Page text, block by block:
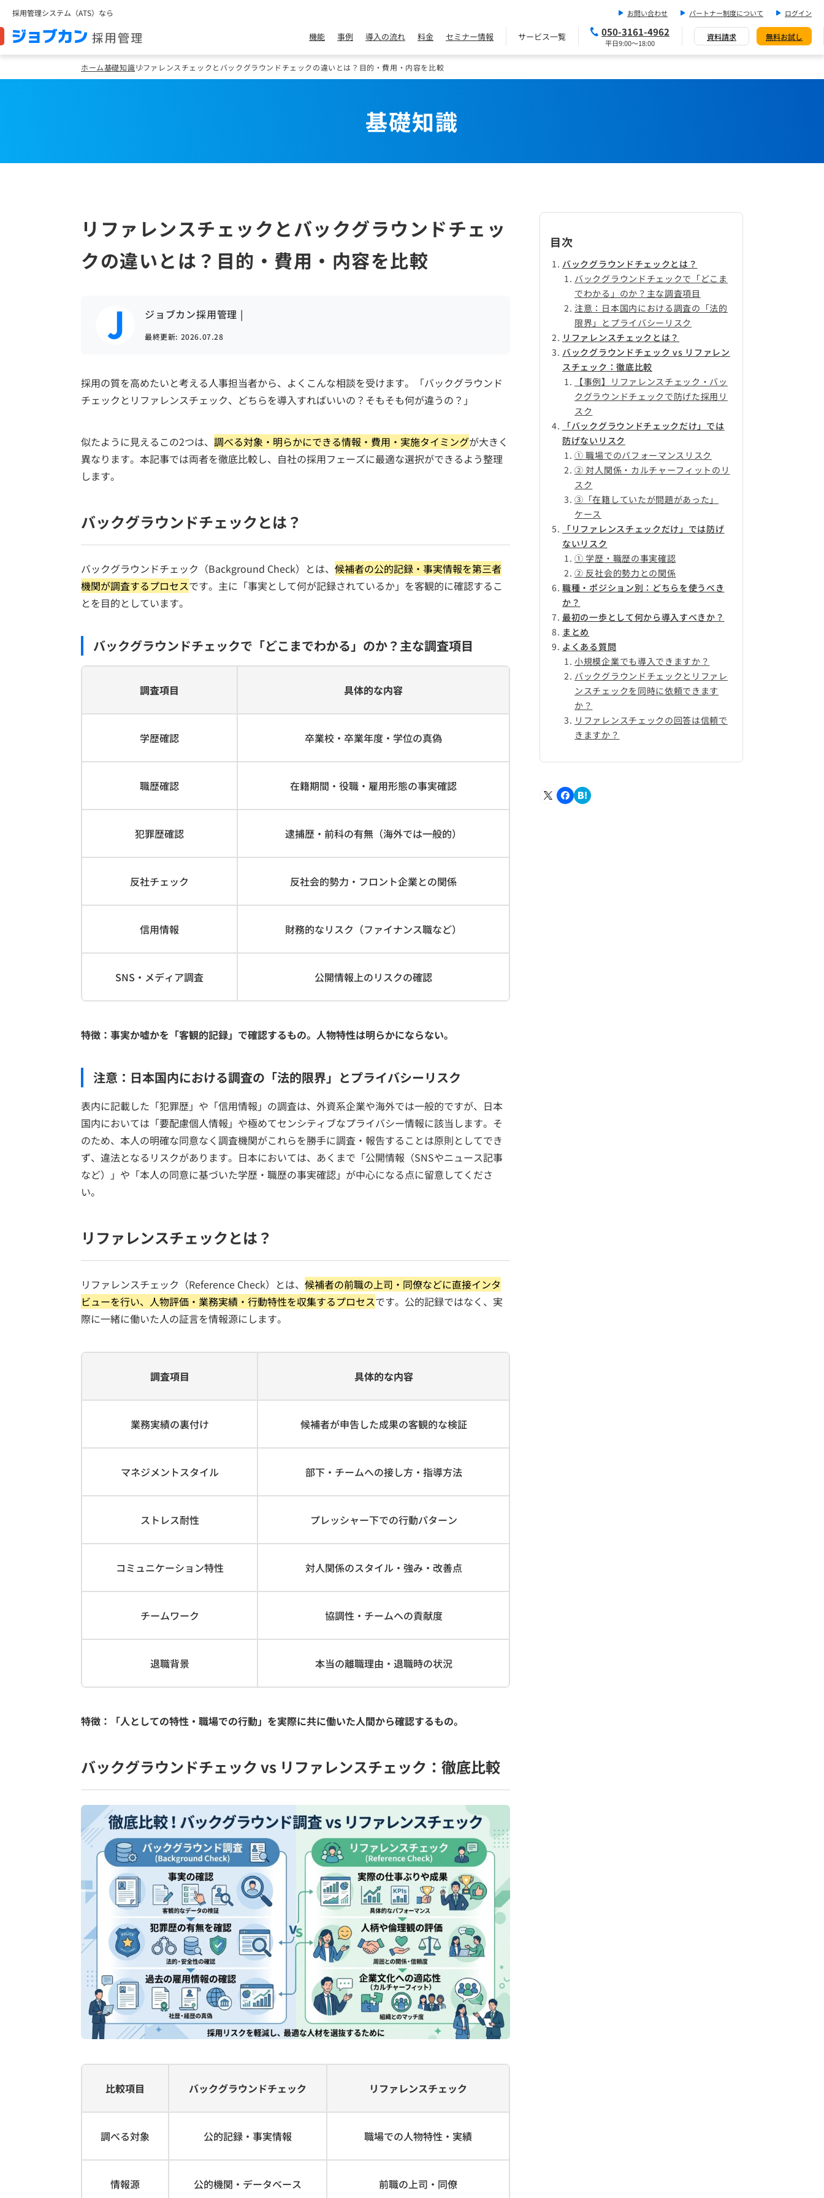
採用管理システム（ATS）なら お問い合わせ パートナー制度について ログイン
機能 事例 導入の流れ 料金 セミナー情報 サービス一覧 050-3161-4962
平日9:00～18:00
資料請求 無料お試し
ホーム基礎知識リファレンスチェックとバックグラウンドチェックの違いとは？目的・費用・内容を比較
基礎知識
リファレンスチェックとバックグラウンドチェッ
クの違いとは？目的・費用・内容を比較
ジョブカン採用管理 |
最終更新: 2026.07.28
採用の質を高めたいと考える人事担当者から、よくこんな相談を受けます。「バックグラウンド
チェックとリファレンスチェック、どちらを導入すればいいの？そもそも何が違うの？」
似たように見えるこの2つは、 調べる対象・明らかにできる情報・費用・実施タイミングが大きく
異なります。本記事では両者を徹底比較し、自社の採用フェーズに最適な選択ができるよう整理
します。
バックグラウンドチェックとは？
バックグラウンドチェック（Background Check）とは、 候補者の公的記録・事実情報を第三者
機関が調査するプロセスです。主に「事実として何が記録されているか」を客観的に確認するこ
とを目的としています。
バックグラウンドチェックで「どこまでわかる」のか？主な調査項目
調査項目 具体的な内容
学歴確認 卒業校・卒業年度・学位の真偽
職歴確認 在籍期間・役職・雇用形態の事実確認
犯罪歴確認 逮捕歴・前科の有無（海外では一般的）
反社チェック 反社会的勢力・フロント企業との関係
信用情報 財務的なリスク（ファイナンス職など）
SNS・メディア調査 公開情報上のリスクの確認
特徴：事実か嘘かを「客観的記録」で確認するもの。人物特性は明らかにならない。
注意：日本国内における調査の「法的限界」とプライバシーリスク
表内に記載した「犯罪歴」や「信用情報」の調査は、外資系企業や海外では一般的ですが、日本
国内においては「要配慮個人情報」や極めてセンシティブなプライバシー情報に該当します。そ
のため、本人の明確な同意なく調査機関がこれらを勝手に調査・報告することは原則としてでき
ず、違法となるリスクがあります。日本においては、あくまで「公開情報（SNSやニュース記事
など）」や「本人の同意に基づいた学歴・職歴の事実確認」が中心になる点に留意してくださ
い。
リファレンスチェックとは？
リファレンスチェック（Reference Check）とは、 候補者の前職の上司・同僚などに直接インタ
ビューを行い、人物評価・業務実績・行動特性を収集するプロセスです。公的記録ではなく、実
際に一緒に働いた人の証言を情報源にします。
調査項目 具体的な内容
業務実績の裏付け 候補者が申告した成果の客観的な検証
マネジメントスタイル 部下・チームへの接し方・指導方法
ストレス耐性 プレッシャー下での行動パターン
コミュニケーション特性 対人関係のスタイル・強み・改善点
チームワーク 協調性・チームへの貢献度
退職背景 本当の離職理由・退職時の状況
特徴：「人としての特性・職場での行動」を実際に共に働いた人間から確認するもの。
バックグラウンドチェック vs リファレンスチェック：徹底比較
比較項目 バックグラウンドチェック リファレンスチェック
調べる対象 公的記録・事実情報 職場での人物特性・実績
情報源 公的機関・データベース 前職の上司・同僚
目次
バックグラウンドチェックとは？
バックグラウンドチェックで「どこま
でわかる」のか？主な調査項目
注意：日本国内における調査の「法的
限界」とプライバシーリスク
リファレンスチェックとは？
バックグラウンドチェック vs リファレン
スチェック：徹底比較
【事例】リファレンスチェック・バッ
クグラウンドチェックで防げた採用リ
スク
「バックグラウンドチェックだけ」では
防げないリスク
① 職場でのパフォーマンスリスク
② 対人関係・カルチャーフィットのリ
スク
③「在籍していたが問題があった」
ケース
「リファレンスチェックだけ」では防げ
ないリスク
① 学歴・職歴の事実確認
② 反社会的勢力との関係
職種・ポジション別：どちらを使うべき
か？
最初の一歩として何から導入すべきか？
まとめ
よくある質問
小規模企業でも導入できますか？
バックグラウンドチェックとリファレ
ンスチェックを同時に依頼できます
か？
リファレンスチェックの回答は信頼で
きますか？